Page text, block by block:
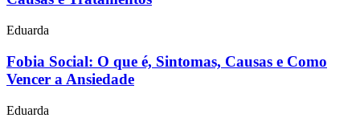
Eduarda
Fobia Social: O que é, Sintomas, Causas e Como
Vencer a Ansiedade
Eduarda